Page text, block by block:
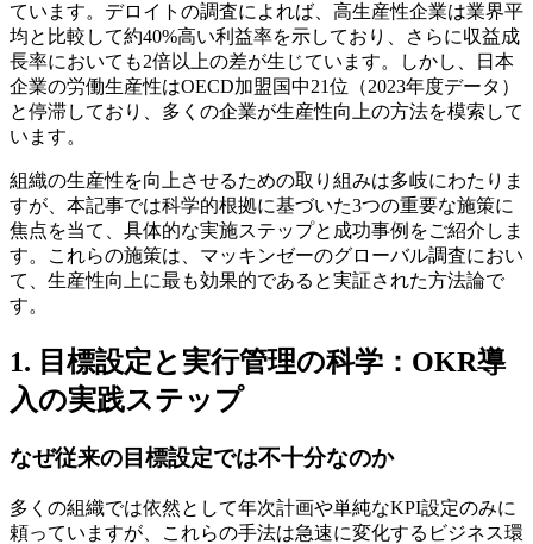
ています。デロイトの調査によれば、高生産性企業は業界平
均と比較して約40%高い利益率を示しており、さらに収益成
長率においても2倍以上の差が生じています。しかし、日本
企業の労働生産性はOECD加盟国中21位（2023年度データ）
と停滞しており、多くの企業が生産性向上の方法を模索して
います。
組織の生産性を向上させるための取り組みは多岐にわたりま
すが、本記事では科学的根拠に基づいた3つの重要な施策に
焦点を当て、具体的な実施ステップと成功事例をご紹介しま
す。これらの施策は、マッキンゼーのグローバル調査におい
て、生産性向上に最も効果的であると実証された方法論で
す。
1. 目標設定と実行管理の科学：OKR導
入の実践ステップ
なぜ従来の目標設定では不十分なのか
多くの組織では依然として年次計画や単純なKPI設定のみに
頼っていますが、これらの手法は急速に変化するビジネス環